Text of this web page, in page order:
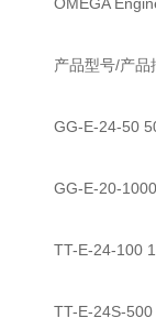
产品型号/产品
GG-E-24-50
GG-E-20-
TT-E-24-100
TT-E-24S-